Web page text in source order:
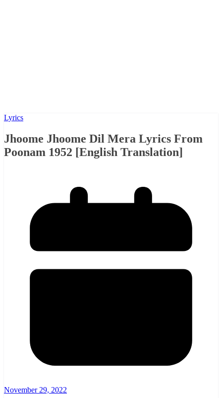
Lyrics
Jhoome Jhoome Dil Mera Lyrics From
Poonam 1952 [English Translation]
November 29, 2022